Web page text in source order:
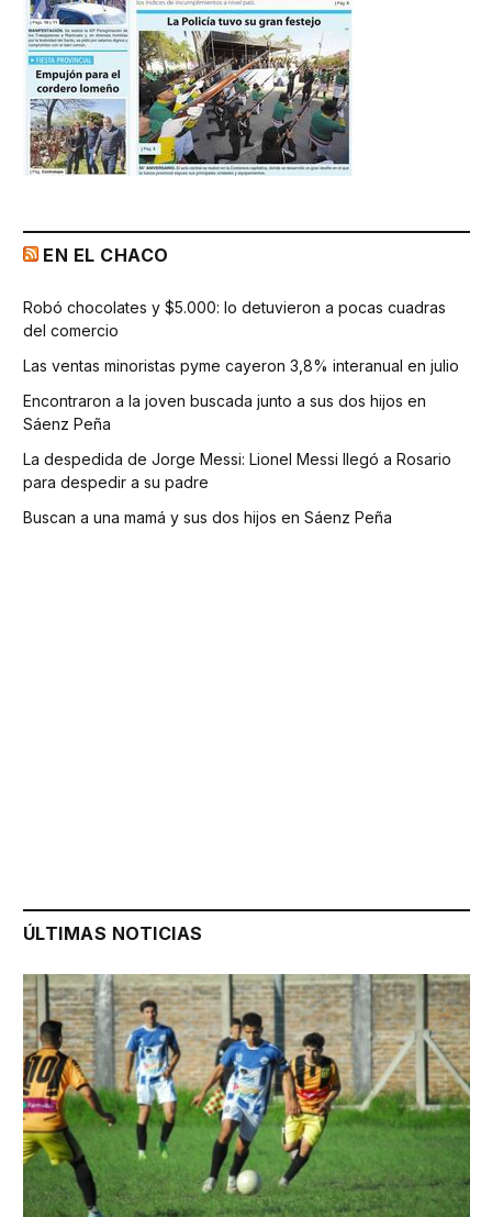
EN EL CHACO
Robó chocolates y $5.000: lo detuvieron a pocas cuadras
del comercio
Las ventas minoristas pyme cayeron 3,8% interanual en julio
Encontraron a la joven buscada junto a sus dos hijos en
Sáenz Peña
La despedida de Jorge Messi: Lionel Messi llegó a Rosario
para despedir a su padre
Buscan a una mamá y sus dos hijos en Sáenz Peña
ÚLTIMAS NOTICIAS